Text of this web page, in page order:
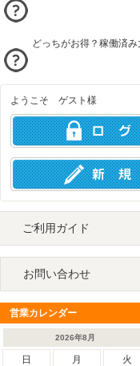
どっちがお得？稼働済
ようこそ ゲスト様
ご利用ガイド
お問い合わせ
営業カレンダー
2026年8月
日 月 火